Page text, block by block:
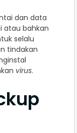
dan data
atau bahkan
selalu
tindakan
virus.